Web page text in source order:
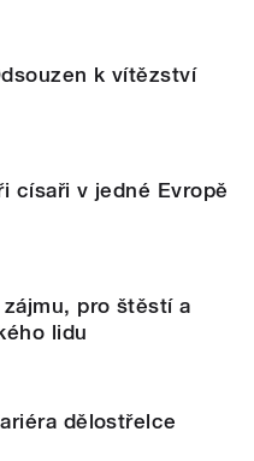
k vítězství
císaři v jedné Evropě
pro štěstí a
lidu
dělostřelce